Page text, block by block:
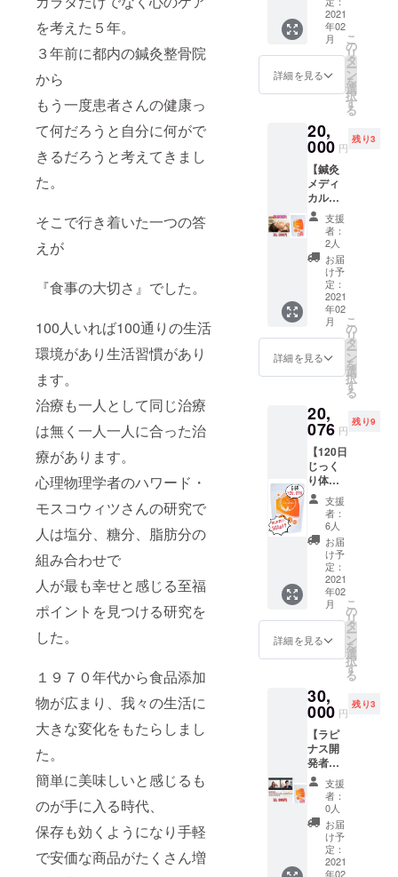
を考えた５年。
３年前に都内の鍼灸整骨院
から
もう一度患者さんの健康っ
て何だろうと自分に何がで
きるだろうと考えてきまし
た。
そこで行き着いた一つの答
えが
『食事の大切さ』でした。
100人いれば100通りの生活
環境があり生活習慣があり
ます。
治療も一人として同じ治療
は無く一人一人に合った治
療があります。
心理物理学者のハワード・
モスコウィツさんの研究で
人は塩分、糖分、脂肪分の
組み合わせで
人が最も幸せと感じる至福
ポイントを見つける研究を
した。
１９７０年代から食品添加
物が広まり、我々の生活に
大きな変化をもたらしまし
た。
簡単に美味しいと感じるも
のが手に入る時代、
保存も効くようになり手軽
で安価な商品がたくさん増
みの改
善をし
ます。
※来院い
ただけ
る方に
212-
0052神
奈川県
川崎市
幸区古
市場2-
111 ◉最
寄り
駅：南
武線 鹿
島田駅
西口 車
5分 湘
南新宿
ライン
駅 車 9
分 南武
分 ◉ホー
ムペー
ジ
http://s
orairos
hinkyu.
com/
2021年
2月下旬
配送予
定とな
りま
す。
ウンセ
リン
グ。 そ
のかた
の食生
素算出
して、
基礎代
謝の計
算、
BMIか
らその
方に合
う運動
の種類
をアド
バイ
ス。 味
覚の癖
から何
にスト
レスを
だしま
す。 ♦︎ダ
イエッ
ト＝食
事の量
と質を
整える
もの、
減量が
全てで
はない
目標設
定のや
り方。
ZOOM
分のカ
ウンセ
事前に
身長・
体重・
体脂肪
率・１
日の食
事内容
をお聞
きしま
す。
2021年
2月下旬
配送予
ピナス3
袋。 60
日分。
１日１
食でひ
と袋20
日分に
す。
シェイ
カー付
き。 ※
送料込
みの金
額で
す。 ♦︎鍼
灸メ
ディア
カルボ
ディケ
ア 施
術90分
付き。
健康は
姿勢か
インを
整える
ことで
呼吸が
深くな
り質の
いい睡
眠とカ
ラダの
バラン
スを整
えて痛
みの改
善をし
ます。
※来院い
ただけ
所：〒
212-
0052神
奈川県
川崎市
幸区古
市場2-
111 ◉最
寄り
駅：南
武線 鹿
島田駅
西口 車
2021
年02
月
詳細を見る
こ
の
リ
タ
ー
ン
を
選
択
す
る
20,
000 円
残り3
【鍼灸
メディ
カルボ
ディケ
アそら
いろ
美容鍼
灸＋3
袋】 ♦︎ラ
ピナス3
袋。 60
日分。
１日１
食でひ
と袋20
日分に
す。
シェイ
カー付
き。 ※
送料込
みの金
額で
す。 ♦︎鍼
灸メ
ディア
カルボ
ディケ
ア 美
容鍼灸
付き。
お顔の
くす
を施術
とお肌
の元に
なるプ
ロテイ
ンと共
に。 ※
来院い
ただけ
る方に
限りま
す。 ◉住
所：〒
支援
者：
2人
お届
け予
定：
2021
年02
月
詳細を見る
こ
の
リ
タ
ー
ン
を
選
択
す
る
20,
076 円
残り9
【120日
じっく
り体質
改善】 ♦︎
ラピナ
ス6袋。
120日
分。 １
日１食
でひと
袋20日
分にな
りま
す。
シェイ
カー付
30%OF
F価格！
15セッ
ト限
定。
28,680
円 →
20,076
料込み
2021年
2月下旬
配送予
支援
者：
6人
お届
け予
定：
2021
年02
月
詳細を見る
こ
の
リ
タ
ー
ン
を
選
択
す
る
30,
000 円
残り3
【ラピ
ナス開
発者が
直接カ
ウンセ
リン
グ！＋6
袋】 ♦︎ラ
ピナス6
袋。120
支援
者：
0人
お届
け予
定：
2021
年02